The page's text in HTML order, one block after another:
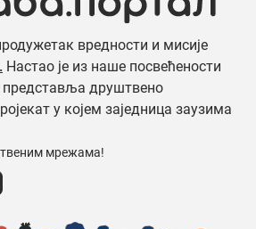
вредности и мисије
Настао је из наше посвећености
представља друштвено
у којем заједница заузима
мрежама!